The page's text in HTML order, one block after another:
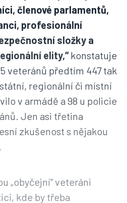
členové parlamentů,
profesionální
složky a
elity,“konstatuje
veteránů předtím 447 tak
regionální či místní
v armádě a 98 u policie
Jen asi třetina
zkušenost s nějakou
„obyčejní“ veteráni
kde by třeba